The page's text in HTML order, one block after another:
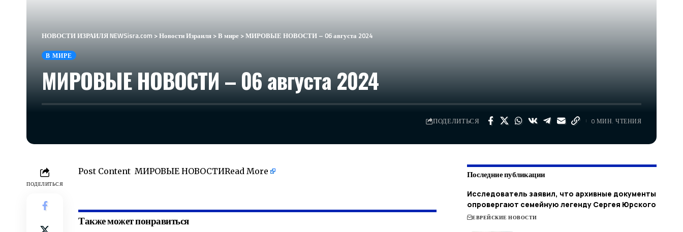
НОВОСТИ ИЗРАИЛЯ NEWSisra.com >Новости Израиля >В мире >МИРОВЫЕ НОВОСТИ – 06 августа 2024
В МИРЕ
МИРОВЫЕ НОВОСТИ – 06 августа 2024
ПОДЕЛИТЬСЯ 0 МИН. ЧТЕНИЯ
ПОДЕЛИТЬСЯ
Post Content МИРОВЫЕ НОВОСТИRead More
Также может понравиться
Последние публикации
Исследователь заявил, что архивные документы
опровергают семейную легенду Сергея Юрского
ЕВРЕЙСКИЕ НОВОСТИ